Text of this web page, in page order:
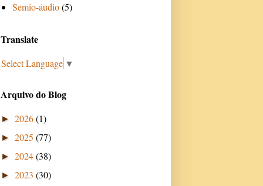
Semio-áudio(5)
Translate
Select Language ▼
Arquivo do Blog
► 2026(1)
► 2025 (77)
► 2024(38)
► 2023 (30)